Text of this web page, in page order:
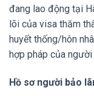
đang lao động tại
lõi của visa thăm
huyết thống/hôn
hợp pháp của
Hồ sơ người bảo